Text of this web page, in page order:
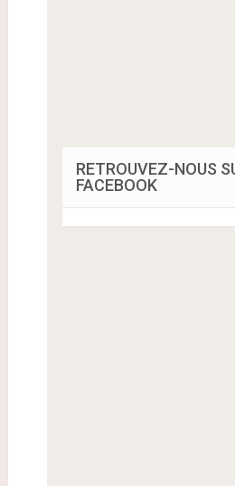
RETROUVEZ-NOUS
FACEBOOK